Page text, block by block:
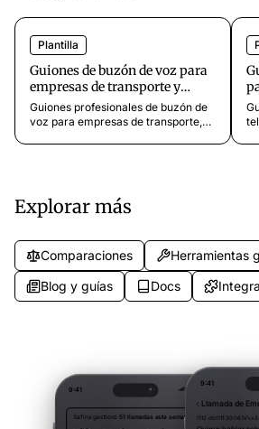
Plantilla
Guiones de buzón de voz para
empresas de transporte y
logística
Guiones profesionales de buzón de
voz para empresas de transporte,
cuando tu equipo está ocupado.
Explorar más
Comparaciones
Herramientas
Blog y guías
Docs